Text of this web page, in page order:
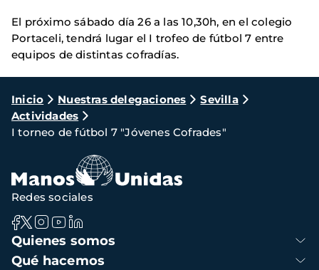
El próximo sábado día 26 a las 10,30h, en el colegio
Portaceli, tendrá lugar el I trofeo de fútbol 7 entre
equipos de distintas cofradías.
Ruta
de
navegación
Inicio Nuestras delegaciones
Sevilla
Actividades
I torneo de fútbol 7 "Jóvenes Cofrades"
Navegación
principal
Quienes somos
Qué hacemos
Redes sociales